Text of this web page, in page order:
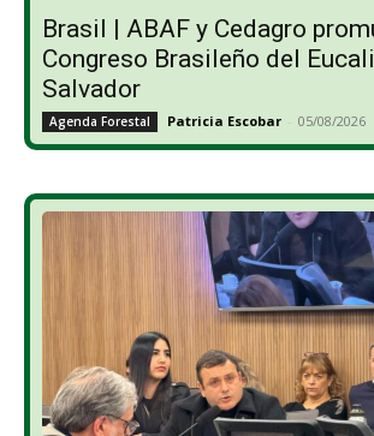
Brasil | ABAF y Cedagro
Congreso Brasileño del
Salvador
Agenda Forestal Patricia Escobar - 05/08/2026